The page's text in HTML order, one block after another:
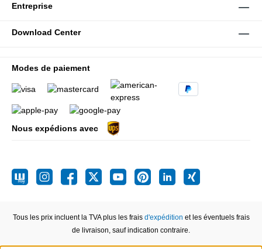
Entreprise
Download Center
Modes de paiement
Nous expédions avec
Tous les prix incluent la TVA plus les frais d'expédition et les éventuels frais
de livraison, sauf indication contraire.